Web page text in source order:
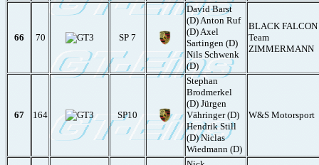
66 70 SP 7
David Barst
(D) Anton Ruf
(D) Axel
Sartingen (D)
Nils Schwenk
(D)
BLACK FALCON
Team
ZIMMERMANN
67 164 SP10
Stephan
Brodmerkel
(D) Jürgen
Vähringer (D)
Hendrik Still
(D) Niclas
Wiedmann (D)
W&S Motorsport